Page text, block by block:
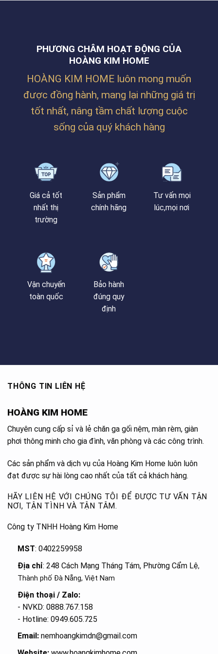
PHƯƠNG CHÂM HOẠT ĐỘNG CỦA
HOÀNG KIM HOME
HOÀNG KIM HOME luôn mong muốn
được đồng hành, mang lại những giá trị
tốt nhất, nâng tầm chất lượng cuộc
sống của quý khách hàng
Giá cả tốt
nhất thị
trường
Sản phẩm
chính hãng
Tư vấn mọi
lúc,mọi nơi
Vận chuyển
toàn quốc
Bảo hành
đúng quy
định
THÔNG TIN LIÊN HỆ
HOÀNG KIM HOME
Chuyên cung cấp sỉ và lẻ chăn ga gối nệm, màn rèm, giàn
phơi thông minh cho gia đình, văn phòng và các công trình.
Các sản phẩm và dịch vụ của Hoàng Kim Home luôn luôn
đạt được sự hài lòng cao nhất của tất cả khách hàng.
HÃY LIÊN HỆ VỚI CHÚNG TÔI ĐỂ ĐƯỢC TƯ VẤN TẬN
NƠI, TẬN TÌNH VÀ TẬN TÂM.
Công ty TNHH Hoàng Kim Home
MST: 0402259958
Địa chỉ: 248 Cách Mạng Tháng Tám, Phường Cẩm Lệ,
Thành phố Đà Nẵng, Việt Nam
Điện thoại / Zalo:
- NVKD: 0888.767.158
- Hotline: 0949.605.725
Email:nemhoangkimdn@gmail.com